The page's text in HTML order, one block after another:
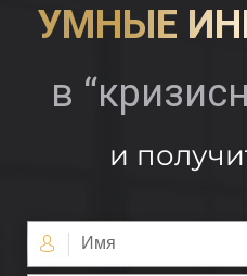
УМНЫЕ
в
и